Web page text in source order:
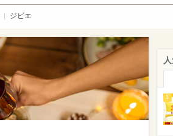
ジビエ
1